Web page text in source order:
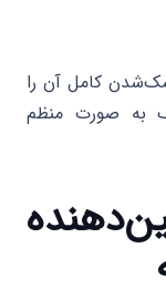
کامل آن را
به صورت منظم